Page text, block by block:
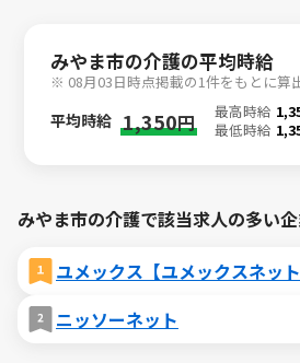
みやま市の介護の平均時給
※ 08月03日時点掲載の1件をもとに算
平均時給 1,350円 最高時給
最低時給
みやま市の介護で該当求人の多い
ユメックス【ユメックスネット
ニッソーネット